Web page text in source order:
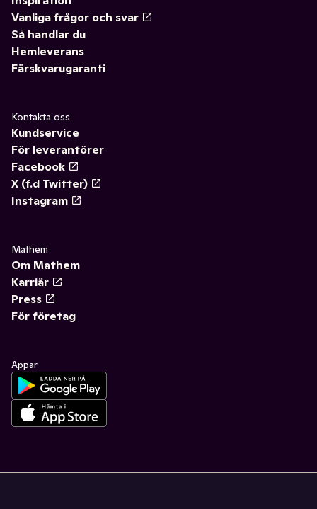
Vanliga frågor och svar
Så handlar du
Hemleverans
Färskvarugaranti
Kontakta oss
Kundservice
För leverantörer
Facebook
X (f.d Twitter)
Instagram
Mathem
Om Mathem
Karriär
Press
För företag
Appar